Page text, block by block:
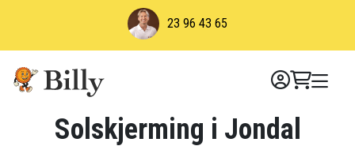
23 96 43 65
Solskjerming i Jondal